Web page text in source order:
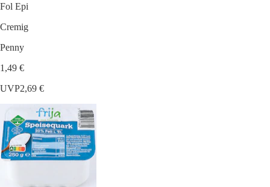
Fol Epi
Cremig
Penny
1,49 €
UVP2,69 €